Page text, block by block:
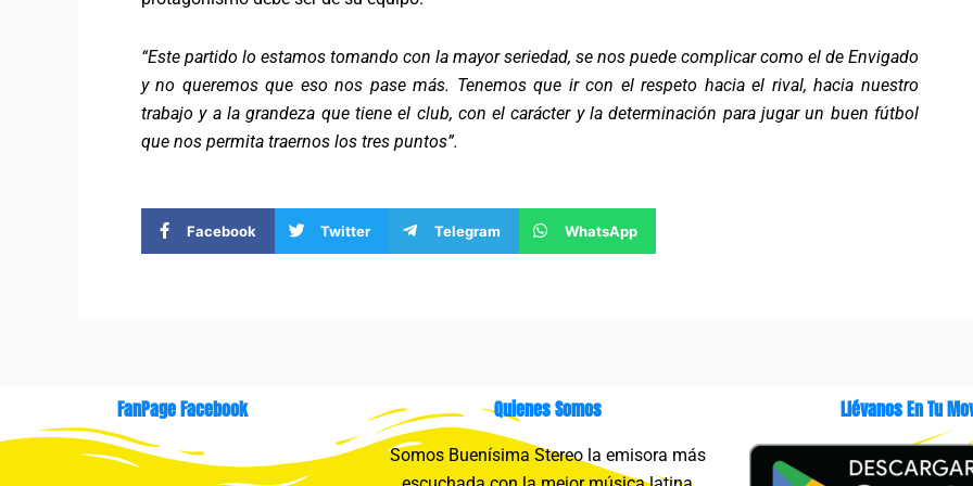
“Este partido lo estamos tomando con la mayor seriedad, se nos puede complicar como el de Envigado
y no queremos que eso nos pase más. Tenemos que ir con el respeto hacia el rival, hacia nuestro
trabajo y a la grandeza que tiene el club, con el carácter y la determinación para jugar un buen fútbol
que nos permita traernos los tres puntos”.
Facebook Twitter Telegram WhatsApp
FanPage Facebook Quienes Somos
Somos Buenísima Stereo la emisora más
Llévanos En Tu